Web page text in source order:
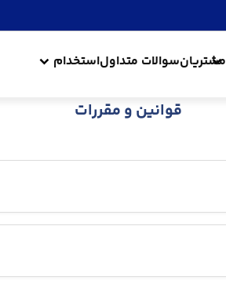
مشتریانسوالات متداولاستخدام
قوانین و مقررات